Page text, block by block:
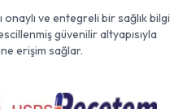
onaylı ve entegreli bir sağlık bilgi
güvenilir altyapısıyla
erişim sağlar.